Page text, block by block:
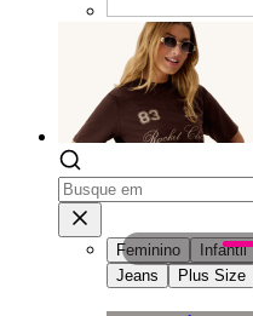
Feminino Infantil
Jeans
Plus Size
1